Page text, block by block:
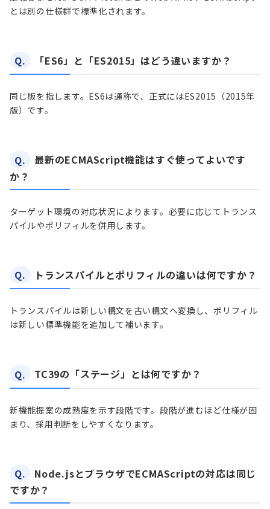
とは別の仕様群で標準化されます。
Q. 「ES6」と「ES2015」はどう違いますか？
同じ版を指します。ES6は通称で、正式にはES2015（2015年
版）です。
Q.
最新のECMAScript機能はすぐ使ってよいです
か？
ターゲット環境の対応状況によります。必要に応じてトランス
パイルやポリフィルを併用します。
Q. トランスパイルとポリフィルの違いは何ですか？
トランスパイルは新しい構文を古い構文へ変換し、ポリフィル
は新しい標準機能を追加して補います。
Q. TC39の「ステージ」とは何ですか？
新機能提案の成熟度を示す段階です。段階が進むほど仕様が固
まり、採用判断をしやすくなります。
Q.
Node.jsとブラウザでECMAScriptの対応は同じ
ですか？